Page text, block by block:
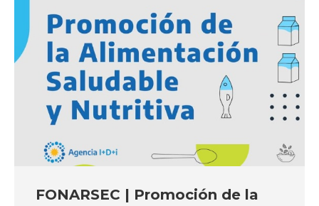
FONARSEC | Promoción de la